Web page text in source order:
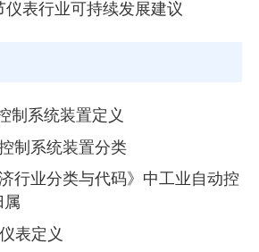
仪表行业可持续发展建议
制系统装置定义
制系统装置分类
行业分类与代码》中工业自动控
属
表定义